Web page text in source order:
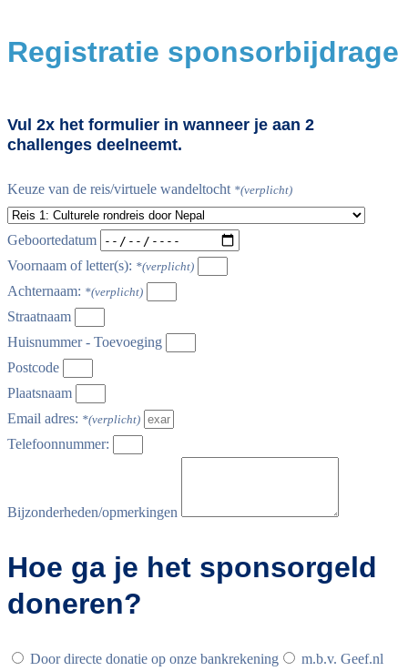
Registratie sponsorbijdrage
Vul 2x het formulier in wanneer je aan 2
challenges deelneemt.
Keuze van de reis/virtuele wandeltocht
Geboortedatum
Voornaam of letter(s):
Achternaam:
Straatnaam
Huisnummer - Toevoeging
Postcode
Plaatsnaam
Email adres:
Telefoonnummer:
Bijzonderheden/opmerkingen
Hoe ga je het sponsorgeld
doneren?
Door directe donatie op onze bankrekening
m.b.v. Geef.nl